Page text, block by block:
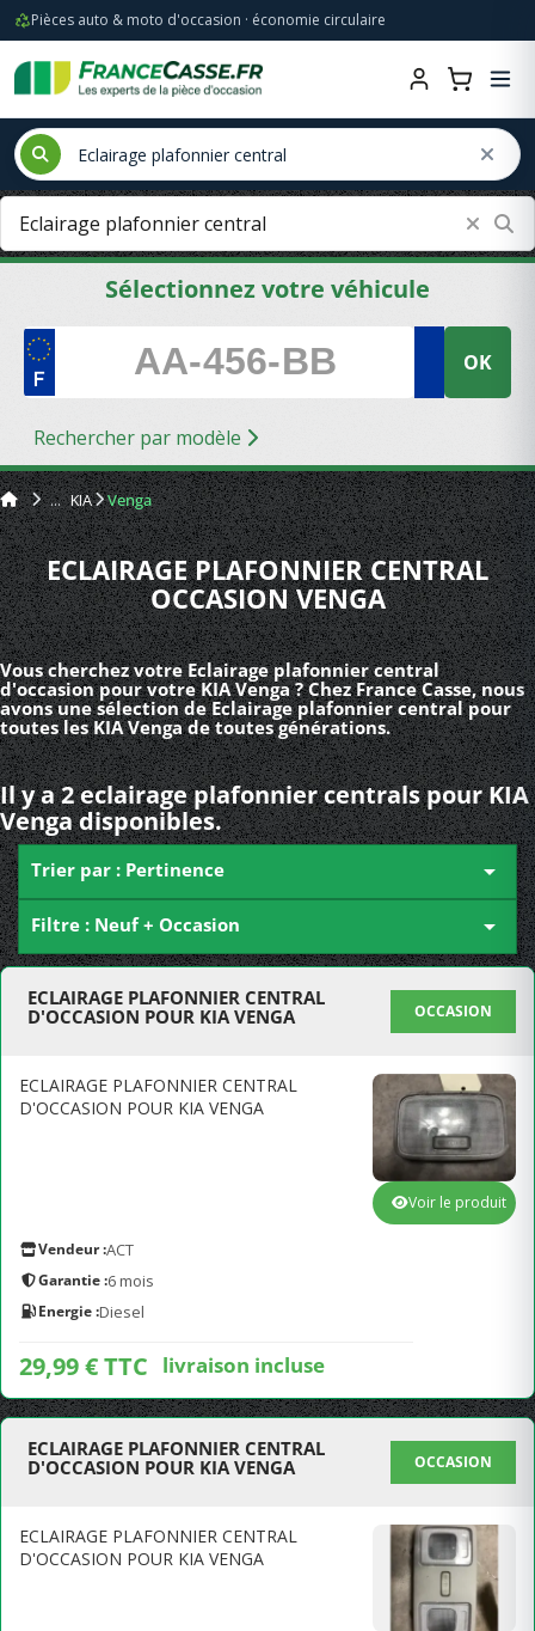
Pièces auto & moto d'occasion · économie circulaire
Sélectionnez votre véhicule
OK
Rechercher par modèle
KIA Venga
ECLAIRAGE PLAFONNIER CENTRAL
OCCASION VENGA
Vous cherchez votre Eclairage plafonnier central
d'occasion pour votre KIA Venga ? Chez France Casse, nous
avons une sélection de Eclairage plafonnier central pour
toutes les KIA Venga de toutes générations.
Il y a 2 eclairage plafonnier centrals pour KIA
Venga disponibles.
Trier par : Pertinence 
Filtre : Neuf + Occasion 
ECLAIRAGE PLAFONNIER CENTRAL
D'OCCASION POUR KIA VENGA
OCCASION
ECLAIRAGE PLAFONNIER CENTRAL
D'OCCASION POUR KIA VENGA
Vendeur :ACT
Garantie :6 mois
Energie :Diesel
29,99 € TTC livraison incluse
Voir le produit
ECLAIRAGE PLAFONNIER CENTRAL
D'OCCASION POUR KIA VENGA
OCCASION
ECLAIRAGE PLAFONNIER CENTRAL
D'OCCASION POUR KIA VENGA